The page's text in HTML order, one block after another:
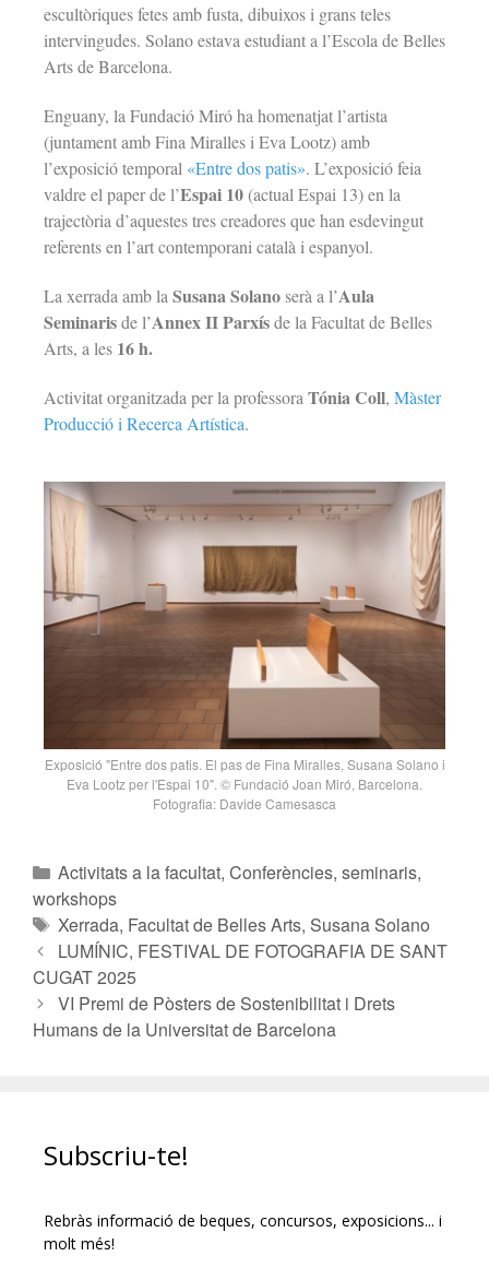
escultòriques fetes amb fusta, dibuixos i grans teles
intervingudes. Solano estava estudiant a l’Escola de Belles
Arts de Barcelona.
Enguany, la Fundació Miró ha homenatjat l’artista
(juntament amb Fina Miralles i Eva Lootz) amb
l’exposició temporal «Entre dos patis». L’exposició feia
valdre el paper de l’Espai 10 (actual Espai 13) en la
trajectòria d’aquestes tres creadores que han esdevingut
referents en l’art contemporani català i espanyol.
La xerrada amb la Susana Solano serà a l’Aula
Seminarisde l’Annex II Parxísde la Facultat de Belles
Arts, a les 16 h.
Activitat organitzada per la professora Tónia Coll, Màster
Producció i Recerca Artística.
Exposició "Entre dos patis. El pas de Fina Miralles, Susana Solano i
Eva Lootz per l'Espai 10". © Fundació Joan Miró, Barcelona.
Fotografia: Davide Camesasca
Activitats a la facultat, Conferències, seminaris,
workshops
Xerrada, Facultat de Belles Arts, Susana Solano
LUMÍNIC, FESTIVAL DE FOTOGRAFIA DE SANT
CUGAT 2025
VI Premi de Pòsters de Sostenibilitat i Drets
Humans de la Universitat de Barcelona
Subscriu-te!
Rebràs informació de beques, concursos, exposicions... i
molt més!